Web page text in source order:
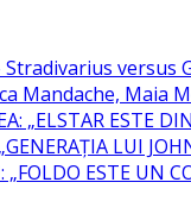
versus
Mandache, Maia
„ELSTAR ESTE
LUI
„FOLDO ESTE UN